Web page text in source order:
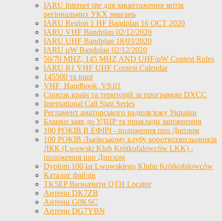
IARU Internet site для завантаження звітів
регіональних УКХ змагань
IARU Region 1 HF Bandplan 16 OCT 2020
IARU VHF Bandplan 02/12/2020
IARU UHF Bandplan 18/03/2020
IARU µW Bandplan 02/12/2020
50/70 MHZ, 145 MHZ AND UHF/µW Contest Rules
IARU R1 VHF UHF Contest Calendar
145500 та інші
VHF_Handbook_V9.01
Список країн та територій за програмою DXCC
International Call Sign Series
Регламент аматорського радіозв'язку України
Бланки заяв до УДЦР та приклади заповнення
100 РОКІВ В ЕФІРІ - положення про Диплом
100 РОКІВ Львівському клубу короткохвильовиків
ЛКК (Lwowski Klub Krótkofalowców LKK) -
положення про Диплом
Dyplom 100 lat Lwowskiego Klubu Krótkofalowców
Каталог файлів
TK5EP Визначити QTH Locator
Антени DK7ZB
Антени G0KSC
Антени DG7YBN